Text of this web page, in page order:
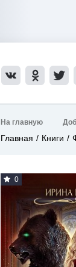
На главную
Главная Книги
0